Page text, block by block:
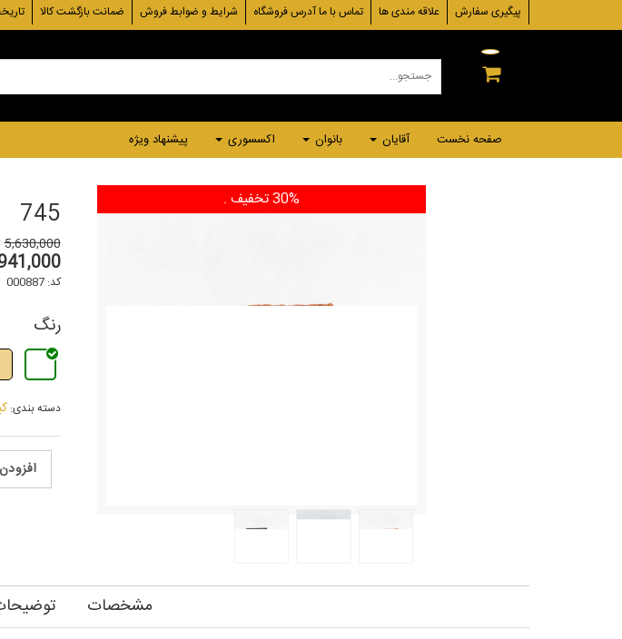
پیگیری سفارش علاقه مندی ها تماس با ما آدرس فروشگاه شرایط و ضوابط فروش ضمانت بازگشت کالا
صفحه نخست آقایان بانوان اکسسوری پیشنهاد ویژه
30% تخفیف .
745
5,630,000
کد: 000887
رنگ
دسته بندی:
مشخصات